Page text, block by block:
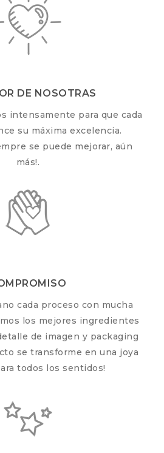
DE NOSOTRAS
intensamente para que cada
su máxima excelencia.
se puede mejorar, aún
más!.
cada proceso con mucha
los mejores ingredientes
de imagen y packaging
se transforme en una joya
todos los sentidos!